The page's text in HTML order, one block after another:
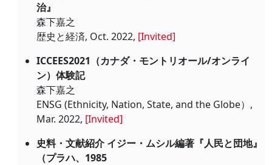
治』
森下嘉之
歴史と経済, Oct. 2022, [Invited]
ICCEES2021（カナダ・モントリオール/オンライ
ン）体験記
森下嘉之
ENSG (Ethnicity, Nation, State, and the Globe）,
Mar. 2022, [Invited]
史料・文献紹介 イジー・ムシル編著『人民と団地』
（プラハ、1985